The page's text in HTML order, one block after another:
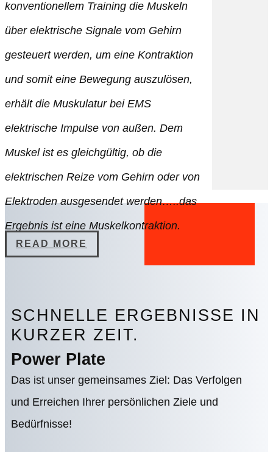
konventionellem Training die Muskeln
über elektrische Signale vom Gehirn
gesteuert werden, um eine Kontraktion
und somit eine Bewegung auszulösen,
erhält die Muskulatur bei EMS
elektrische Impulse von außen. Dem
Muskel ist es gleichgültig, ob die
elektrischen Reize vom Gehirn oder von
Elektroden ausgesendet werden…..das
Ergebnis ist eine Muskelkontraktion.
READ MORE
SCHNELLE ERGEBNISSE IN
KURZER ZEIT.
Power Plate
Das ist unser gemeinsames Ziel: Das Verfolgen
und Erreichen Ihrer persönlichen Ziele und
Bedürfnisse!